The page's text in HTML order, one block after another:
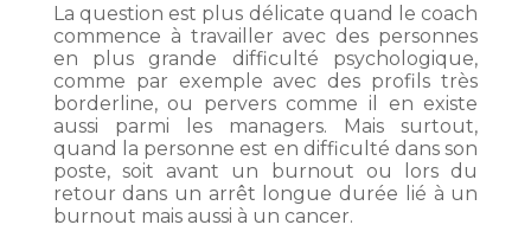
La question est plus délicate quand le coach
commence à travailler avec des personnes
en plus grande difficulté psychologique,
comme par exemple avec des profils très
borderline, ou pervers comme il en existe
aussi parmi les managers. Mais surtout,
quand la personne est en difficulté dans son
poste, soit avant un burnout ou lors du
retour dans un arrêt longue durée lié à un
burnout mais aussi à un cancer.